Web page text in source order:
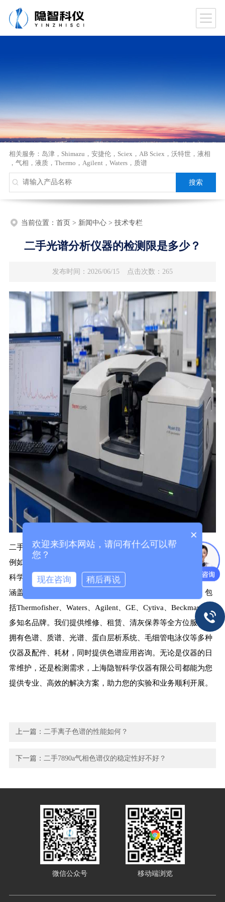
相关服务： 岛津， Shimazu ， 安捷伦， Sciex ， AB Sciex ， 沃特世， 液相
， 气相 ， 液质， Thermo ， Agilent ， Waters， 质谱
当前位置： 首页> 新闻中心> 技术专栏
二手光谱分析仪器的检测限是多少？
发布时间：2026/06/15 点击次数：265
二手光谱分析仪器的检测限因仪器类型和具体型号有所不同，
例如部分X荧光光谱分析仪的分析检出限可达1ppm。上海隐智
科学仪器有限公司作为专业的实验仪器服务提供商，主营业务
涵盖实验仪器、耗材、备件及售后维修维保整体解决方案，包
括Thermofisher、Waters、Agilent、GE、Cytiva、Beckman等众
多知名品牌。我们提供维修、租赁、清灰保养等全方位服务，
拥有色谱、质谱、光谱、蛋白层析系统、毛细管电泳仪等多种
仪器及配件、耗材，同时提供色谱应用咨询。无论是仪器的日
常维护，还是检测需求，上海隐智科学仪器有限公司都能为您
提供专业、高效的解决方案，助力您的实验和业务顺利开展。
上一篇：二手离子色谱的性能如何？
下一篇： 二手7890a气相色谱仪的稳定性好不好？
微信公众号 移动端浏览
×
欢迎来到本网站，请问有什么可以帮
您？
现在咨询 稍后再说